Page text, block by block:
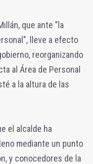
que ante "la
lleve a efecto
reorganizando
al Área de Personal
a la altura de las
el alcalde ha
mediante un punto
y conocedores de la